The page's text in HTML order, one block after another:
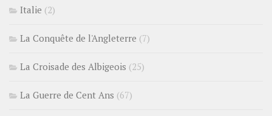
Italie (2)
La Conquête de l'Angleterre (7)
La Croisade des Albigeois (25)
La Guerre de Cent Ans (67)